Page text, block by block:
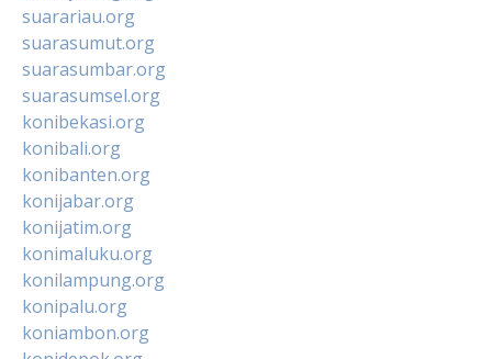
suarariau.org
suarasumut.org
suarasumbar.org
suarasumsel.org
konibekasi.org
konibali.org
konibanten.org
konijabar.org
konijatim.org
konimaluku.org
konilampung.org
konipalu.org
koniambon.org